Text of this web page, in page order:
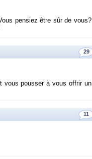
pen­siez être sûr de vous?
29
vous pous­ser à vous of­frir un
11